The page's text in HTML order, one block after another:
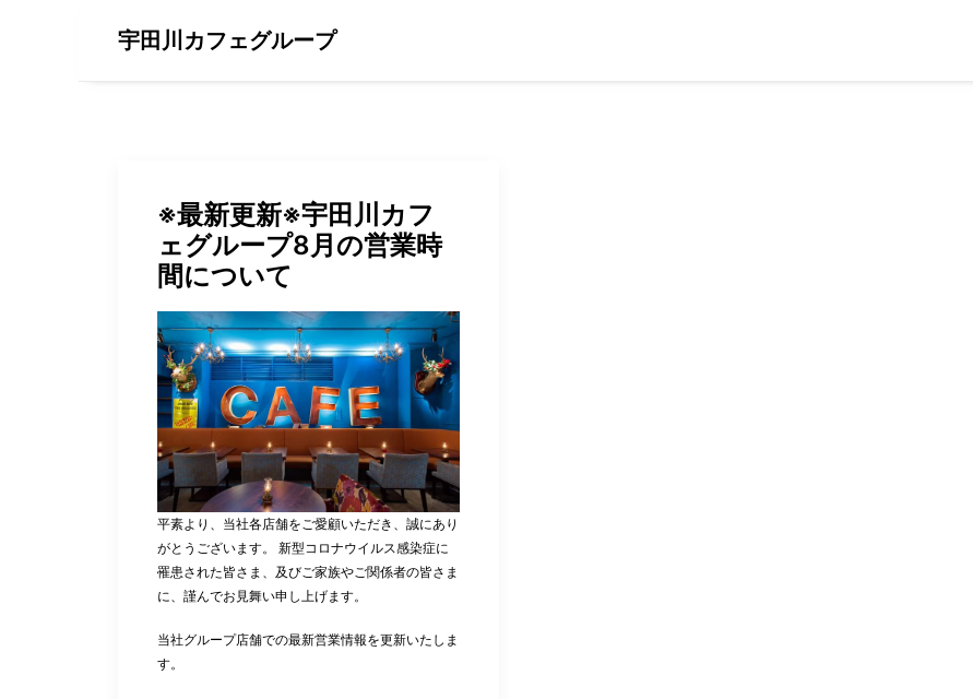
宇田川カフェグループ
※最新更新※宇田川カフ
ェグループ8月の営業時
間について
平素より、当社各店舗をご愛顧いただき、誠にあり
がとうございます。 新型コロナウイルス感染症に
罹患された皆さま、及びご家族やご関係者の皆さま
に、謹んでお見舞い申し上げます。
当社グループ店舗での最新営業情報を更新いたしま
す。